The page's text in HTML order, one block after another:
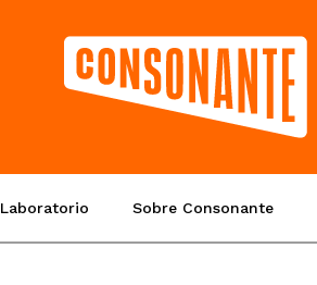
Laboratorio Sobre Consonante